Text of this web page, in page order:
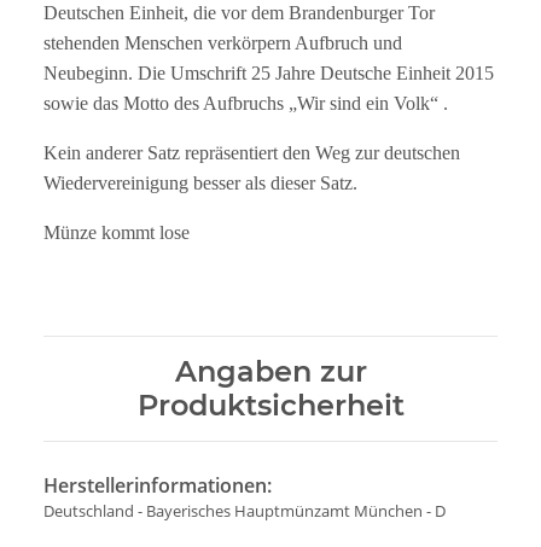
Deutschen Einheit, die vor dem Brandenburger Tor
stehenden Menschen verkörpern Aufbruch und
Neubeginn. Die Umschrift 25 Jahre Deutsche Einheit 2015
sowie das Motto des Aufbruchs „Wir sind ein Volk“ .
Kein anderer Satz repräsentiert den Weg zur deutschen
Wiedervereinigung besser als dieser Satz.
Münze kommt lose
Angaben zur
Produktsicherheit
Herstellerinformationen:
Deutschland - Bayerisches Hauptmünzamt München - D